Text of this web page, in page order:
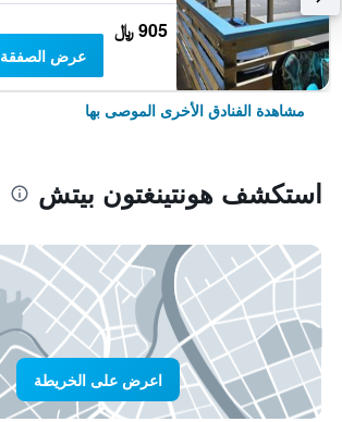
905 ﷼
عرض الصفقة
مشاهدة الفنادق الأخرى الموصى بها
استكشف هونتينغتون بيتش
اعرض على الخريطة